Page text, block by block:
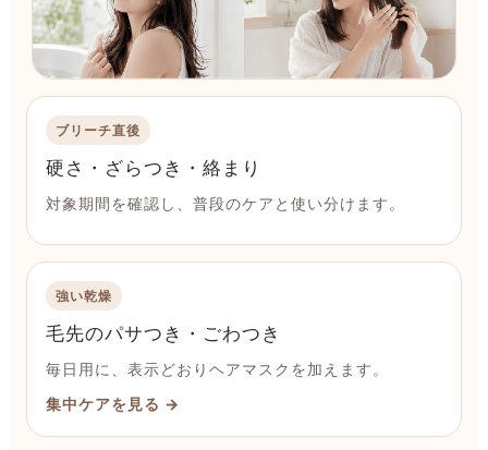
ブリーチ直後
硬さ・ざらつき・絡まり
対象期間を確認し、普段のケアと使い分けます。
強い乾燥
毛先のパサつき・ごわつき
毎日用に、表示どおりヘアマスクを加えます。
集中ケアを見る →